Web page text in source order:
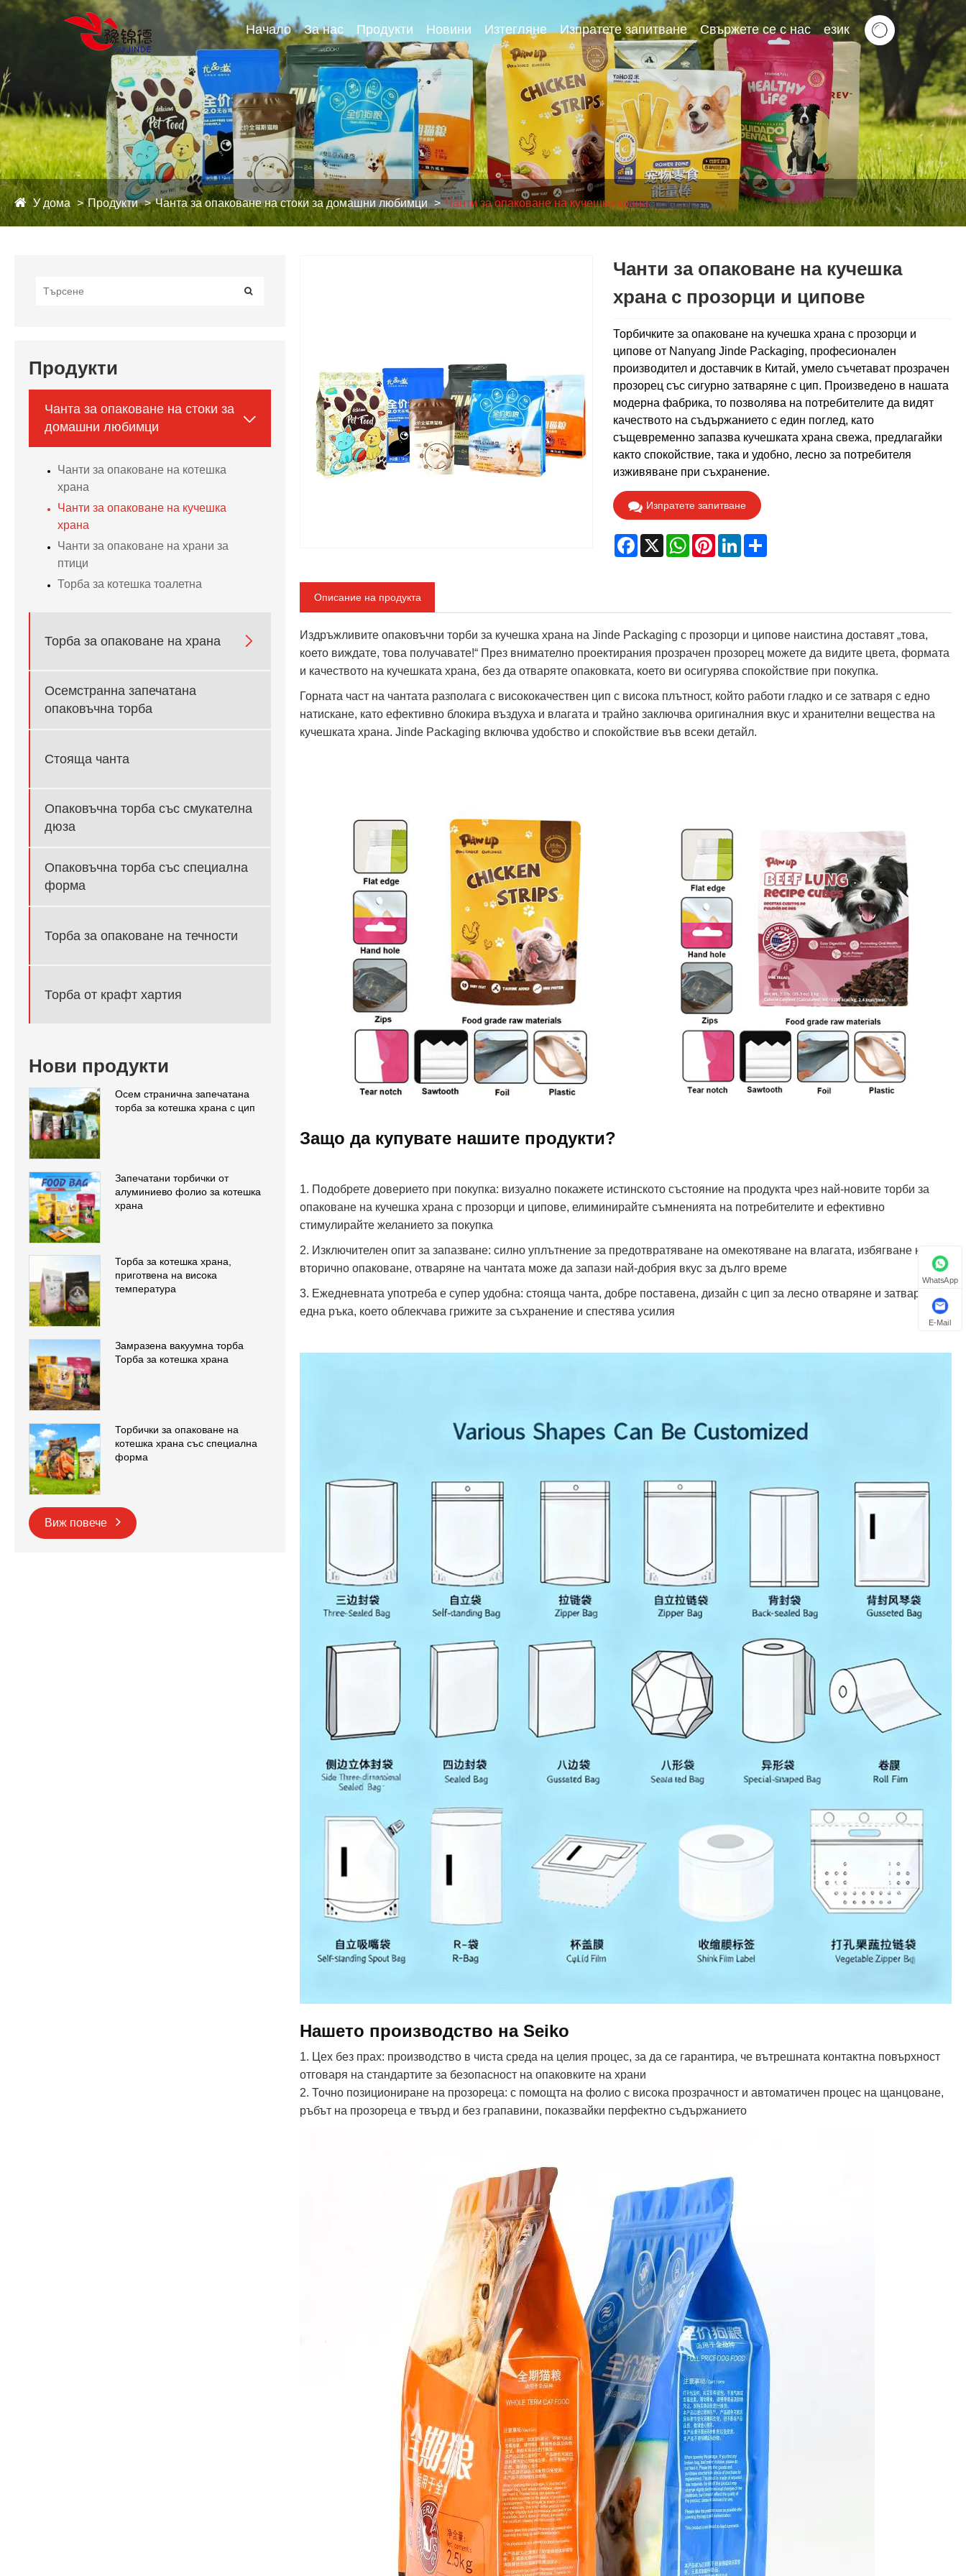
Начало За нас Продукти Новини Изтегляне Изпратете запитване Свържете се с нас език
У дома Продукти Чанта за опаковане на стоки за домашни любимци Чанти за опаковане на кучешка храна
Продукти
Чанта за опаковане на стоки за
домашни любимци

Чанти за опаковане на котешка
храна
Чанти за опаковане на кучешка
храна
Чанти за опаковане на храни за
птици
Торба за котешка тоалетна
Торба за опаковане на храна 
Осемстранна запечатана
опаковъчна торба
Стояща чанта
Опаковъчна торба със смукателна
дюза
Опаковъчна торба със специална
форма
Торба за опаковане на течности
Торба от крафт хартия
Нови продукти
Осем странична запечатана
торба за котешка храна с цип
Запечатани торбички от
алуминиево фолио за котешка
храна
Торба за котешка храна,
приготвена на висока
температура
Замразена вакуумна торба
Торба за котешка храна
Торбички за опаковане на
котешка храна със специална
форма
Виж повече
Чанти за опаковане на кучешка
храна с прозорци и ципове
Торбичките за опаковане на кучешка храна с прозорци и
ципове от Nanyang Jinde Packaging, професионален
производител и доставчик в Китай, умело съчетават прозрачен
прозорец със сигурно затваряне с цип. Произведено в нашата
модерна фабрика, то позволява на потребителите да видят
качеството на съдържанието с един поглед, като
същевременно запазва кучешката храна свежа, предлагайки
както спокойствие, така и удобно, лесно за потребителя
изживяване при съхранение.
Изпратете запитване
Facebook WhatsAppPinterestLinkedIn
Описание на продукта
Издръжливите опаковъчни торби за кучешка храна на Jinde Packaging с прозорци и ципове наистина доставят „това,
което виждате, това получавате!“ През внимателно проектирания прозрачен прозорец можете да видите цвета, формата
и качеството на кучешката храна, без да отваряте опаковката, което ви осигурява спокойствие при покупка.
Горната част на чантата разполага с висококачествен цип с висока плътност, който работи гладко и се затваря с едно
натискане, като ефективно блокира въздуха и влагата и трайно заключва оригиналния вкус и хранителни вещества на
кучешката храна. Jinde Packaging включва удобство и спокойствие във всеки детайл.
Защо да купувате нашите продукти?
1. Подобрете доверието при покупка: визуално покажете истинското състояние на продукта чрез най-новите торби за
опаковане на кучешка храна с прозорци и ципове, елиминирайте съмненията на потребителите и ефективно
стимулирайте желанието за покупка
2. Изключителен опит за запазване: силно уплътнение за предотвратяване на омекотяване на влагата, избягване на
вторично опаковане, отваряне на чантата може да запази най-добрия вкус за дълго време
3. Ежедневната употреба е супер удобна: стояща чанта, добре поставена, дизайн с цип за лесно отваряне и затваряне с
една ръка, което облекчава грижите за съхранение и спестява усилия
Нашето производство на Seiko
1. Цех без прах: производство в чиста среда на целия процес, за да се гарантира, че вътрешната контактна повърхност
отговаря на стандартите за безопасност на опаковките на храни
2. Точно позициониране на прозореца: с помощта на фолио с висока прозрачност и автоматичен процес на щанцоване,
ръбът на прозореца е твърд и без грапавини, показвайки перфектно съдържанието
WhatsApp
E-Mail